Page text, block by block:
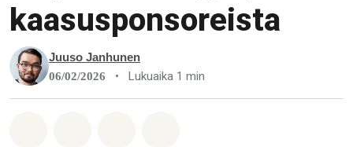
kaasusponsoreista
Juuso Janhunen
06/02/2026 • Lukuaika 1 min